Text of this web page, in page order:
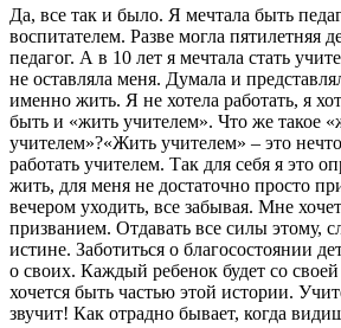
Да, все так и было. Я мечтала быть
воспитателем. Разве могла пятилетняя
педагог. А в 10 лет я мечтала стать
не оставляла меня. Думала и
именно жить. Я не хотела работать, я
быть и «жить учителем». Что же такое
учителем»?«Жить учителем» – это
работать учителем. Так для себя я это
жить, для меня не достаточно просто
вечером уходить, все забывая. Мне
призванием. Отдавать все силы этому,
истине. Заботиться о благосостоянии
о своих. Каждый ребенок будет со
хочется быть частью этой истории.
звучит! Как отрадно бывает, когда